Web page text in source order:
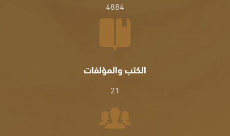
4884
الكتب والمؤلفات
21